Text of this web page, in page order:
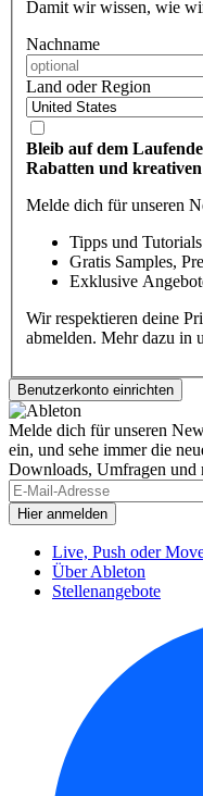
Damit wir wissen, wie
Nachname
Land oder Region
Bleib auf dem
Rabatten und
Melde dich für unseren
Tipps und
Gratis Samples,
Exklusive
Wir respektieren deine
abmelden. Mehr dazu in
Melde dich für unseren
ein, und sehe immer die
Downloads, Umfragen und
Live, Push oder
Über Ableton
Stellenangebote